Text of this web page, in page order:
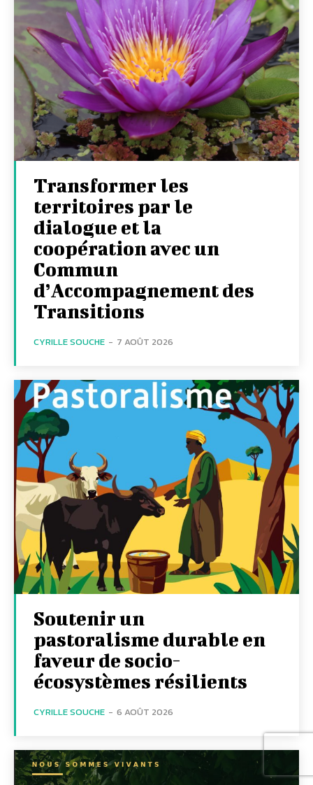
Transformer les
territoires par le
dialogue et la
coopération avec un
Commun
d’Accompagnement des
Transitions
CYRILLE SOUCHE - 7 AOÛT 2026
Soutenir un
pastoralisme durable en
faveur de socio-
écosystèmes résilients
CYRILLE SOUCHE - 6 AOÛT 2026